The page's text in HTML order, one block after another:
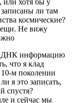
ли там
космические?
Не вижу
ДНК информацию
что я клад
м поколении
я это записать,
спустя?
и сейчас мы